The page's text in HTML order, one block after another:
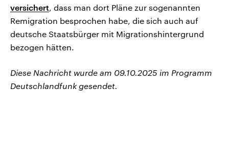
versichert, dass man dort Pläne zur sogenannten
Remigration besprochen habe, die sich auch auf
deutsche Staatsbürger mit Migrationshintergrund
bezogen hätten.
Diese Nachricht wurde am 09.10.2025 im Programm
Deutschlandfunk gesendet.